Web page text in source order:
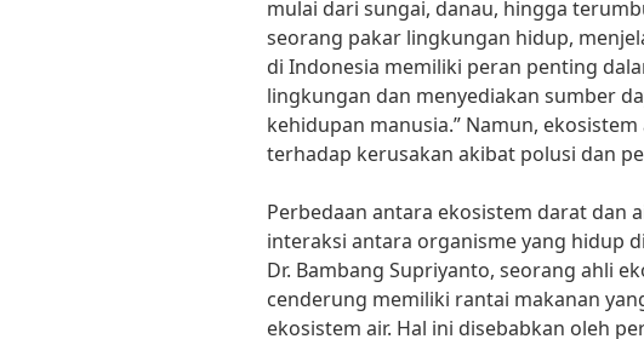
mulai dari sungai, danau, hingga
seorang pakar lingkungan hidup,
di Indonesia memiliki peran penting
lingkungan dan menyediakan sumber
kehidupan manusia.” Namun,
terhadap kerusakan akibat polusi dan
Perbedaan antara ekosistem darat dan
interaksi antara organisme yang hidup
Dr. Bambang Supriyanto, seorang ahli
cenderung memiliki rantai makanan
ekosistem air. Hal ini disebabkan oleh